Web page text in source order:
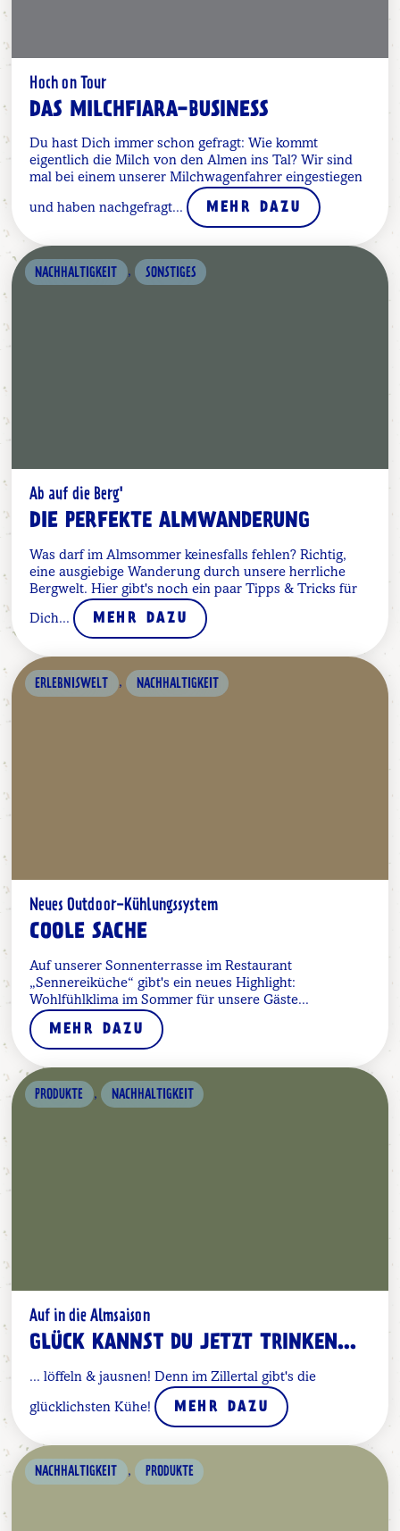
Hoch on Tour
DAS MILCHFIARA-BUSINESS
Du hast Dich immer schon gefragt: Wie kommt
eigentlich die Milch von den Almen ins Tal? Wir sind
mal bei einem unserer Milchwagenfahrer eingestiegen
und haben nachgefragt... MEHR DAZU
NACHHALTIGKEIT , SONSTIGES
Ab auf die Berg'
DIE PERFEKTE ALMWANDERUNG
Was darf im Almsommer keinesfalls fehlen? Richtig,
eine ausgiebige Wanderung durch unsere herrliche
Bergwelt. Hier gibt's noch ein paar Tipps & Tricks für
Dich... MEHR DAZU
ERLEBNISWELT , NACHHALTIGKEIT
Neues Outdoor-Kühlungssystem
COOLE SACHE
Auf unserer Sonnenterrasse im Restaurant
„Sennereiküche“ gibt's ein neues Highlight:
Wohlfühlklima im Sommer für unsere Gäste...
MEHR DAZU
PRODUKTE , NACHHALTIGKEIT
Auf in die Almsaison
GLÜCK KANNST DU JETZT TRINKEN...
... löffeln & jausnen! Denn im Zillertal gibt's die
glücklichsten Kühe! MEHR DAZU
NACHHALTIGKEIT , PRODUKTE